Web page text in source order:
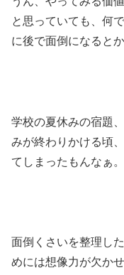
と思っていても、何
に後で面倒になると
学校の夏休みの宿題
みが終わりかける頃
てしまったもんなぁ。
面倒くさいを整理し
めには想像力が欠か